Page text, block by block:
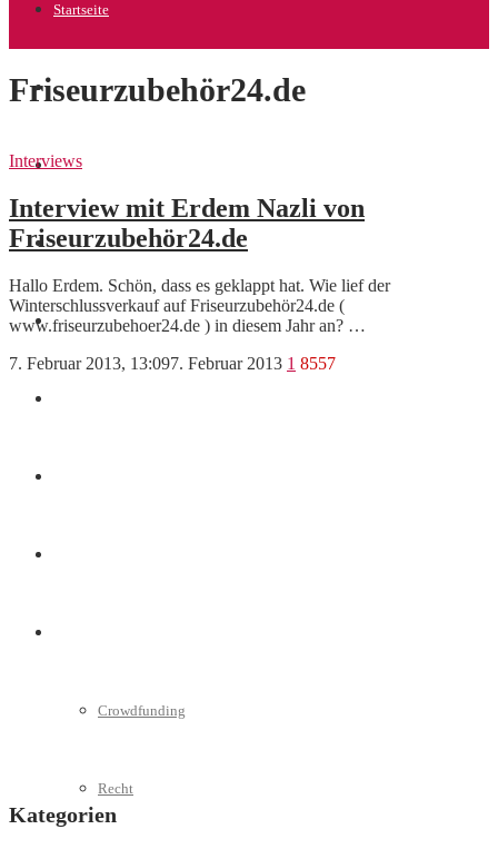
Startseite
Allgemein
Startups
News
Finanzen
Crowdfunding
Recht
Friseurzubehör24.de
Interviews
Interview mit Erdem Nazli von
Friseurzubehör24.de
Hallo Erdem. Schön, dass es geklappt hat. Wie lief der
Winterschlussverkauf auf Friseurzubehör24.de (
www.friseurzubehoer24.de ) in diesem Jahr an? …
7. Februar 2013, 13:097. Februar 2013 1 8557
Kategorien